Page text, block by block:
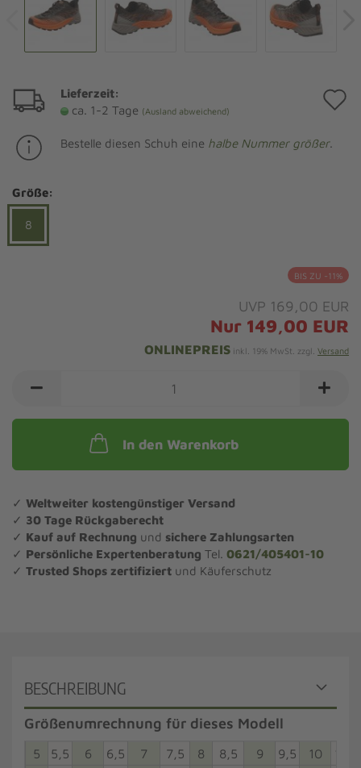
Lieferzeit:
ca. 1-2 Tage (Ausland abweichend)
Bestelle diesen Schuh eine halbe Nummer größer.
Größe:
8
BIS ZU -11%
UVP 169,00 EUR
Nur 149,00 EUR
ONLINEPREIS inkl. 19% MwSt. zzgl. Versand
In den Warenkorb
✓ Weltweiter kostengünstiger Versand
✓ 30 Tage Rückgaberecht
✓ Kauf auf Rechnung und sichere Zahlungsarten
✓ Persönliche Expertenberatung Tel. 0621/405401-10
✓ Trusted Shops zertifiziert und Käuferschutz
BESCHREIBUNG
Größenumrechnung für dieses Modell
5 5,5 6 6,5 7 7,5 8 8,5 9 9,5 10